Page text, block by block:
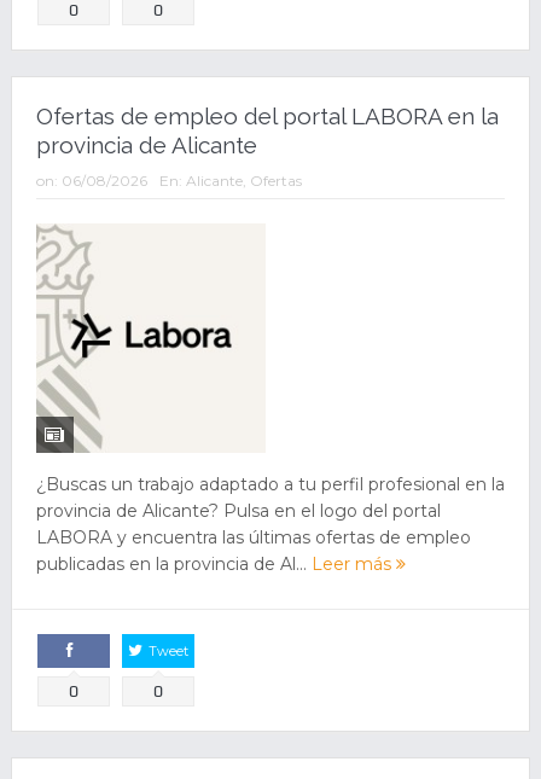
Comparte
0 0
Ofertas de empleo del portal LABORA en la
provincia de Alicante
on: 06/08/2026 En: Alicante, Ofertas
¿Buscas un trabajo adaptado a tu perfil profesional en la
provincia de Alicante? Pulsa en el logo del portal
LABORA y encuentra las últimas ofertas de empleo
publicadas en la provincia de Al... Leer más
Comparte
0
Tweet
0